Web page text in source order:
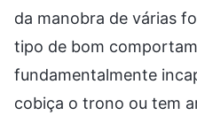
da manobra de várias
tipo de bom
fundamentalmente
cobiça o trono ou tem